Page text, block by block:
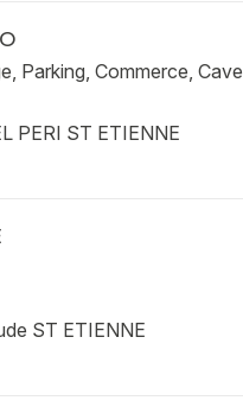
Parking, Commerce, Cave
PERI ST ETIENNE
ST ETIENNE